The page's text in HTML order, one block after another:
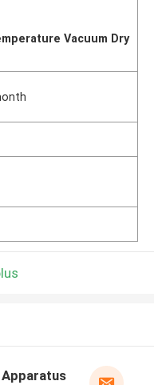
Vacuum Dry
Apparatus